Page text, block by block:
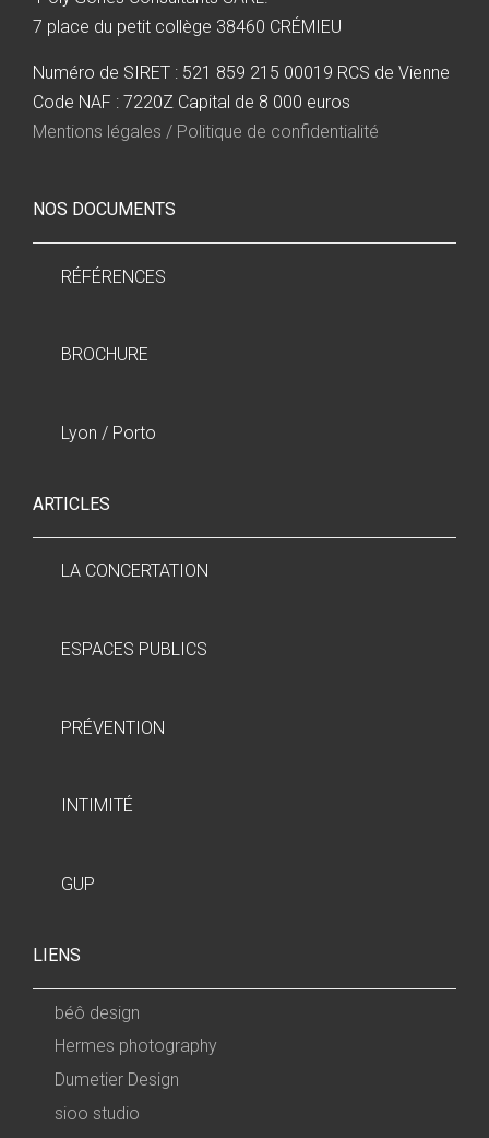
7 place du petit collège 38460 CRÉMIEU
Numéro de SIRET : 521 859 215 00019 RCS de Vienne
Code NAF : 7220Z Capital de 8 000 euros
Mentions légales / Politique de confidentialité
NOS DOCUMENTS
RÉFÉRENCES
BROCHURE
Lyon / Porto
ARTICLES
LA CONCERTATION
ESPACES PUBLICS
PRÉVENTION
INTIMITÉ
GUP
LIENS
béô design
Hermes photography
Dumetier Design
sioo studio